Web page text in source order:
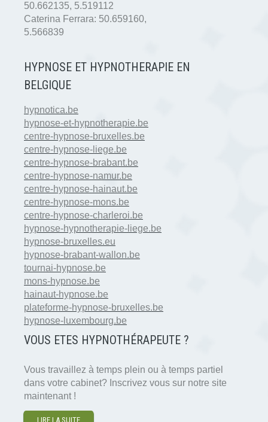
50.662135, 5.519112
Caterina Ferrara: 50.659160,
5.566839
HYPNOSE ET HYPNOTHERAPIE EN
BELGIQUE
hypnotica.be
hypnose-et-hypnotherapie.be
centre-hypnose-bruxelles.be
centre-hypnose-liege.be
centre-hypnose-brabant.be
centre-hypnose-namur.be
centre-hypnose-hainaut.be
centre-hypnose-mons.be
centre-hypnose-charleroi.be
hypnose-hypnotherapie-liege.be
hypnose-bruxelles.eu
hypnose-brabant-wallon.be
tournai-hypnose.be
mons-hypnose.be
hainaut-hypnose.be
plateforme-hypnose-bruxelles.be
hypnose-luxembourg.be
VOUS ETES HYPNOTHÉRAPEUTE ?
Vous travaillez à temps plein ou à temps partiel
dans votre cabinet? Inscrivez vous sur notre site
maintenant !
LIRE LA SUITE